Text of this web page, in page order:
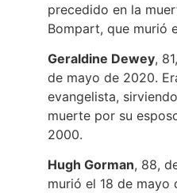
precedido en la
Bompart, que murió
Geraldine Dewey,
de mayo de 2020.
evangelista,
muerte por su
2000.
Hugh Gorman, 88,
murió el 18 de mayo